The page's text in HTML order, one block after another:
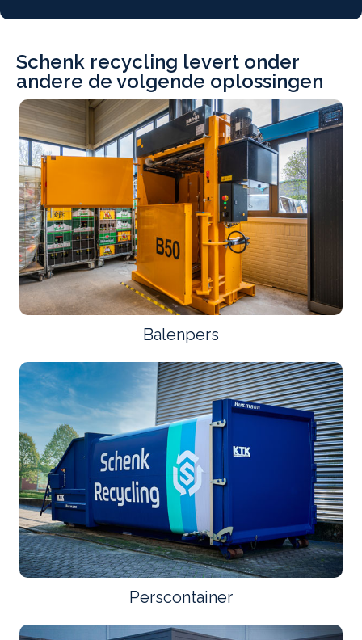
Schenk recycling levert onder
andere de volgende oplossingen
Balenpers
Perscontainer